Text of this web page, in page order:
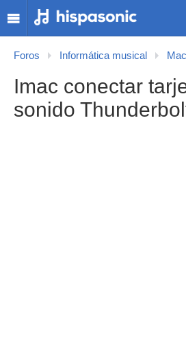
Foros Informática musical Mac
Imac conectar
sonido